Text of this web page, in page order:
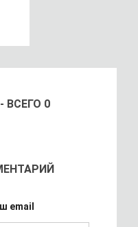
ВСЕГО 0
email